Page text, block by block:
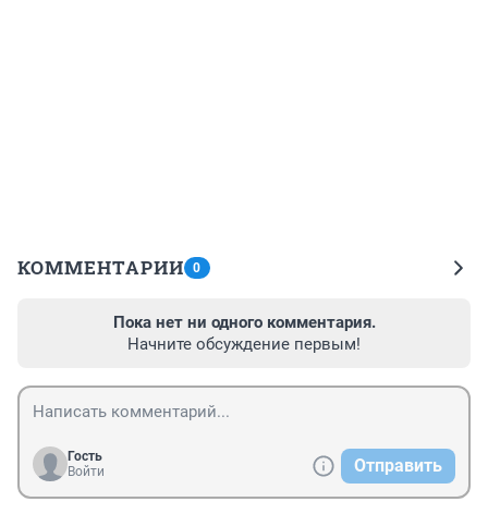
КОММЕНТАРИИ 0
Пока нет ни одного комментария.
Начните обсуждение первым!
Гость
Войти
Отправить